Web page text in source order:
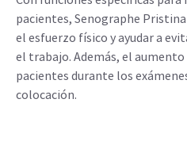
recombinación, el efecto de
forma considerable para todos
la confianza en el diagnóstico .